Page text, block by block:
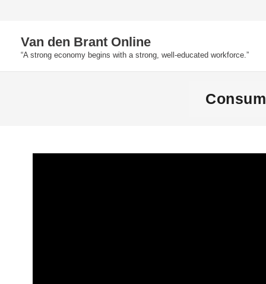
contentVan den Brant Online
“A strong economy begins with a strong, well-educated workforce.”